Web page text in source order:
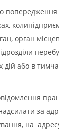
орган
або в
за
на